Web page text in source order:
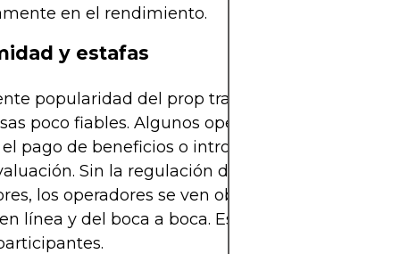
en el rendimiento.
y estafas
popularidad del prop trading también ha
poco fiables. Algunos operan sin
pago de beneficios o introducen condiciones
Sin la regulación de los organismos
los operadores se ven obligados a depender
línea y del boca a boca. Esto aumenta el